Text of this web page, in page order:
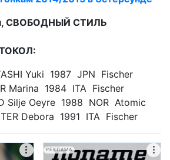
СВОБОДНЫЙ СТИЛЬ
Yuki 1987 JPN Fischer
Marina 1984 ITA Fischer
Silje Oeyre 1988 NOR Atomic
Debora 1991 ITA Fischer
РЕКЛАМА